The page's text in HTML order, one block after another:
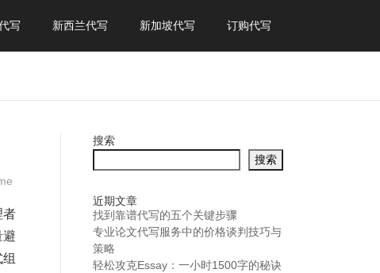
写 新西兰代写 新加坡代写 订购代写
者
避
搜索
搜索
近期文章
找到靠谱代写的五个关键步骤
专业论文代写服务中的价格谈判技巧与
策略
轻松攻克Essay：一小时1500字的秘诀